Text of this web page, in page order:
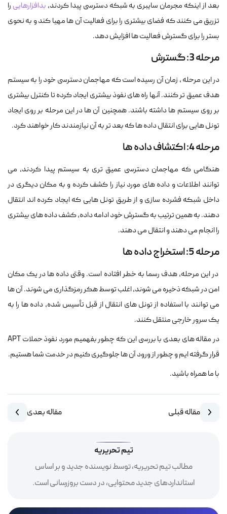
بعد از اینکه مجرمان سایبری به شبکه دسترسی پیدا کردند، بدافزارهایی را
تزریق می کنند که فضای بیشتری را برای فعالیت آن ها مهیا کند و به نحوی
بستر را برای گسترش فعالیت ها افزایش دهد.
مرحله 3: گسترش
در این مرحله ، زمان آن رسیده است که مهاجمان دسترسی خود را به سیستم
هدف عمیق تر کنند. آنها راه های نفوذ بیشتری ایجاد کرده تا کنترل بیشتری
بر روی سیستم ها داشته باشند. همچنین آن ها در این مرحله بر روی ایجاد
تونل هایی برای انتقال داده ها که بعد تر به آن نیازمندند کار خواهند کرد.
مرحله 4: اکتشاف داده ها
هنگامی که مهاجمان دسترسی عمیق تری به سیستم پیدا کردند، می
توانند اطلاعات و داده های مورد نیاز را کشف کرده و به مکان دیگری در
داخل شبکه فشرده سازی و از طریق تونل هایی که ایجاد کرده اند انتقال
دهند. به همین ترتیب به گسترش خود ادامه داده، کشف داده های بیشتری
را انجام می دهند و انتقال می دهند.
مرحله 5: استخراج داده ها
در این مرحله، هدف رسما به خطر افتاده است. وقتی داده ها در یک مکان
امن در شبکه ذخیره می شوند، اغلب توسط هکر رمزگذاری می شوند. آن ها
می توانند با استفاده از تونل های انتقال از قبل تأسیس شده، داده ها را به
یک سرور خارجی منتقل کنند.
در مقاله های بعدی با بررسی این که چطور بفهمیم مورد نفوذ حملات APT
قرار گرفته ایم و چطور از ورود آن ها جلوگیری کنیم در خدمت شما هستیم.
با ما همراه باشید.
مقاله قبلی مقاله بعدی
تیم تحریریه
مطالب تیم تحریریه، توسط نویسنده جدید و بر اساس
استانداردهای جدید محتوایی، در دست بروزرسانی است.